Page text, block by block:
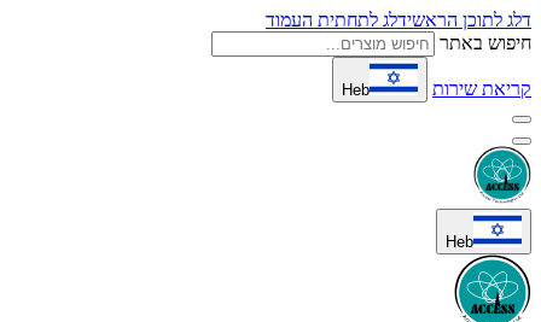
דלג לתוכן הראשידלג לתחתית העמוד
חיפוש באתר
קריאת שירות Heb
Heb